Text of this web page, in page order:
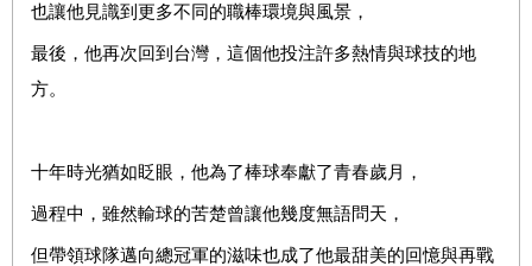
也讓他見識到更多不同的職棒環境與風景，
最後，他再次回到台灣，這個他投注許多熱情與球技的地
方。
十年時光猶如眨眼，他為了棒球奉獻了青春歲月，
過程中，雖然輸球的苦楚曾讓他幾度無語問天，
但帶領球隊邁向總冠軍的滋味也成了他最甜美的回憶與再戰